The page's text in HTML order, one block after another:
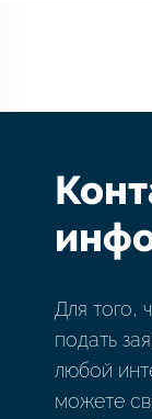
Для того,
подать
любой
можете